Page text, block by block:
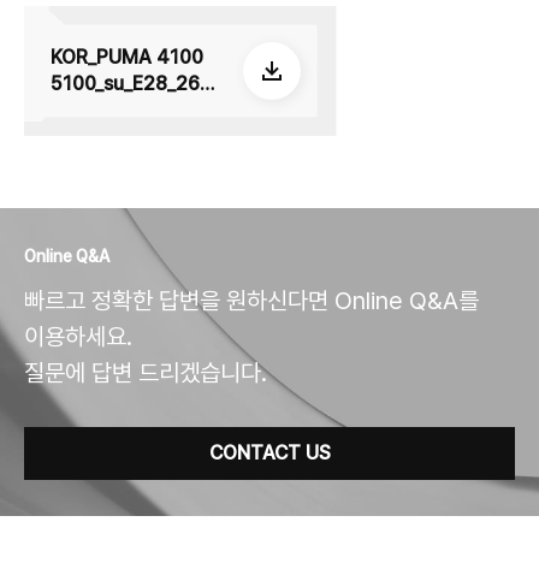
KOR_PUMA 4100
5100_su_E28_2605
Online Q&A
빠르고 정확한 답변을 원하신다면 Online Q&A를
이용하세요.
질문에 답변 드리겠습니다.
CONTACT US